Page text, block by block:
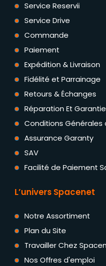
Service Reservii
Service Drive
Commande
Paiement
Expédition & Livraison
Fidélité et Parrainage
Retours & Échanges
Réparation Et Garantie
Conditions Générales
Assurance Garanty
SAV
Facilité de Paiement
L’univers Spacenet
Notre Assortiment
Plan du Site
Travailler Chez
Nos Offres d'emploi